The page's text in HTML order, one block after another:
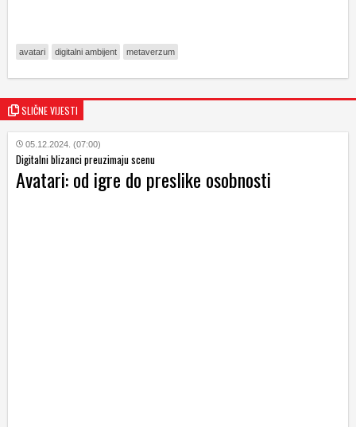
avatari digitalni ambijent metaverzum
SLIČNE VIJESTI
05.12.2024. (07:00)
Digitalni blizanci preuzimaju scenu
Avatari: od igre do preslike osobnosti